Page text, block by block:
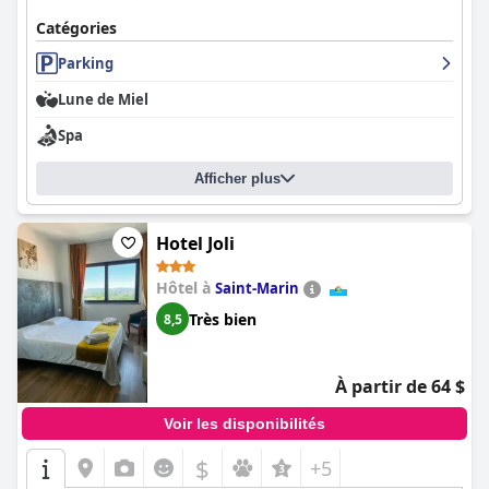
Catégories
Parking
Lune de Miel
Spa
Afficher plus
Hotel Joli
Hôtel à Saint-Marin
8,5 Très bien
À partir de 64 $
Voir les disponibilités
$ +5